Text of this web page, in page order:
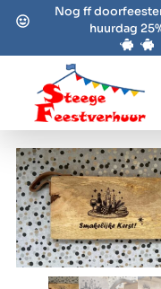
Nog ff
huurdag